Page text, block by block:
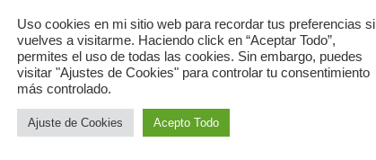
Uso cookies en mi sitio web para recordar tus preferencias si
vuelves a visitarme. Haciendo click en “Aceptar Todo”,
permites el uso de todas las cookies. Sin embargo, puedes
visitar "Ajustes de Cookies" para controlar tu consentimiento
más controlado.
Ajuste de Cookies Acepto Todo